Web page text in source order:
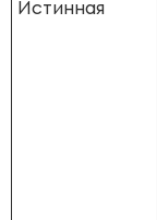
Истинная